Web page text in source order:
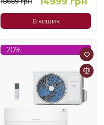
В кошик
-20%